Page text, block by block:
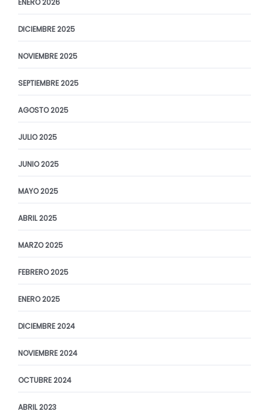
ENERO 2026
DICIEMBRE 2025
NOVIEMBRE 2025
SEPTIEMBRE 2025
AGOSTO 2025
JULIO 2025
JUNIO 2025
MAYO 2025
ABRIL 2025
MARZO 2025
FEBRERO 2025
ENERO 2025
DICIEMBRE 2024
NOVIEMBRE 2024
OCTUBRE 2024
ABRIL 2023